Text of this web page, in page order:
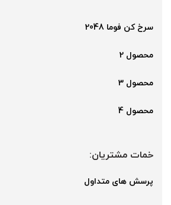
سرخ کن فوما 2048
محصول 2
محصول 3
محصول 4
خمات مشتریان:
پرسش های متداول